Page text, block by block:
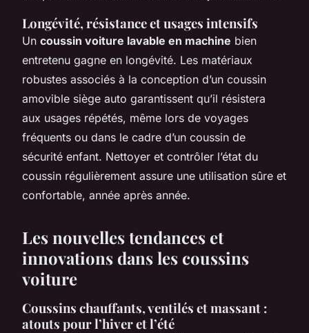
Longévité, résistance et usages intensifs
Un coussin voiture lavable en machine bien
entretenu gagne en longévité. Les matériaux
robustes associés à la conception d’un coussin
amovible siège auto garantissent qu’il résistera
aux usages répétés, même lors de voyages
fréquents ou dans le cadre d’un coussin de
sécurité enfant. Nettoyer et contrôler l’état du
coussin régulièrement assure une utilisation sûre et
confortable, année après année.
Les nouvelles tendances et
innovations dans les coussins
voiture
Coussins chauffants, ventilés et massant :
atouts pour l’hiver et l’été